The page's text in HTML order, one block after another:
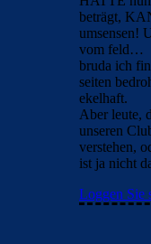
beträgt,
umsensen!
vom feld…
bruda ich
seiten
ekelhaft.
Aber leute,
unseren
verstehen,
ist ja nicht
Loggen Sie